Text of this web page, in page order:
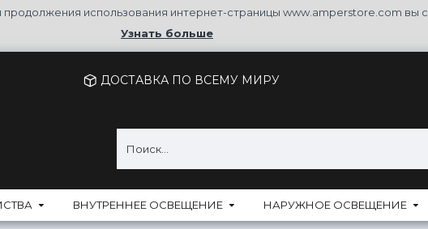
использования интернет-страницы www.amperstore.com вы
Узнать больше
ДОСТАВКА ПО ВСЕМУ МИРУ
ВНУТРЕННЕЕ ОСВЕЩЕНИЕ НАРУЖНОЕ ОСВЕЩЕНИЕ